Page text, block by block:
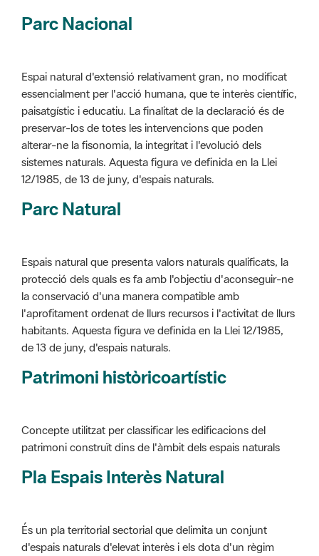
Espai natural d'extensió relativament gran, no modificat
preservar-los de totes les intervencions que poden
alterar-ne la fisonomia, la integritat i l'evolució dels
sistemes naturals. Aquesta figura ve definida en la Llei
12/1985, de 13 de juny, d'espais naturals.
Parc Natural
Espais natural que presenta valors naturals qualificats, la
l'aprofitament ordenat de llurs recursos i l'activitat de llurs
habitants. Aquesta figura ve definida en la Llei 12/1985,
de 13 de juny, d'espais naturals.
Patrimoni històricoartístic
Concepte utilitzat per classificar les edificacions del
Pla Espais Interès Natural
És un pla territorial sectorial que delimita un conjunt
món rural assegurant el menteniment i millora de les
activitats tradicionasl compatibles o necessàries per al